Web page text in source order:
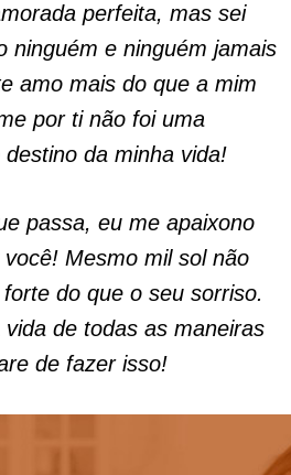
perfeita, mas sei
ninguém e ninguém jamais
amo mais do que a mim
por ti não foi uma
da minha vida!
passa, eu me apaixono
Mesmo mil sol não
do que o seu sorriso.
vida de todas as maneiras
de fazer isso!